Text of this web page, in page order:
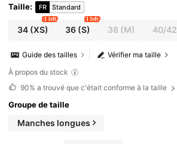
Taille: FR Standard
34(XS)
1 left
36 (S)
1 left
38 (M) 40/42
Vérifier ma taille
Guide des tailles
À propos du stock
90% a trouvé que c'était conforme à la taille
Groupe de taille
Manches longues